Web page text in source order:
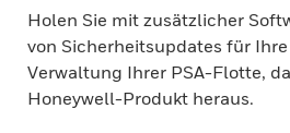
Holen Sie mit zusätzlicher
von Sicherheitsupdates für
Verwaltung Ihrer PSA-Flotte,
Honeywell-Produkt heraus.